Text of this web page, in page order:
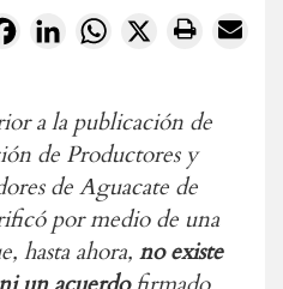
FacebookLinkedInWhatsApp
X
a la publicación de
de Productores y
de Aguacate de
por medio de una
hasta ahora, no existe